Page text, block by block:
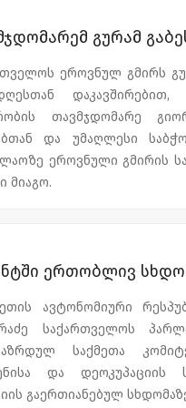
მეომართა კავშირის
ავტონომიური
შეხვედრები
ერთად
გაბესკირიას ცხედარი
და სამხედრო
გურამ
გურამ
ეროვნულ გმირს
დაკავშირებით,
თავმჯდომარე
და უმაღლესი
ეროვნული გმირის
მიაგო.
ერთად
გაბესკირიას
და სამხედრო
გურამ
ერთობლივ
ავტონომიური
საქართველოს
საქმეთა
და დეოკუპაციის
გაერთიანებულ